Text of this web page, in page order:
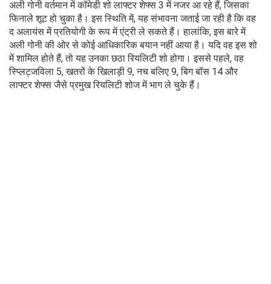
अली गोनी वर्तमान में कॉमेडी शो लाफ्टर शेफ्स 3 में नजर आ रहे हैं, जिसका
फिनाले शूट हो चुका है। इस स्थिति में, यह संभावना जताई जा रही है कि वह
द अलायंस में प्रतियोगी के रूप में एंट्री ले सकते हैं। हालांकि, इस बारे में
अली गोनी की ओर से कोई आधिकारिक बयान नहीं आया है। यदि वह इस शो
में शामिल होते हैं, तो यह उनका छठा रियलिटी शो होगा। इससे पहले, वह
स्प्लिट्जविला 5, खतरों के खिलाड़ी 9, नच बलिए 9, बिग बॉस 14 और
लाफ्टर शेफ्स जैसे प्रमुख रियलिटी शोज में भाग ले चुके हैं।